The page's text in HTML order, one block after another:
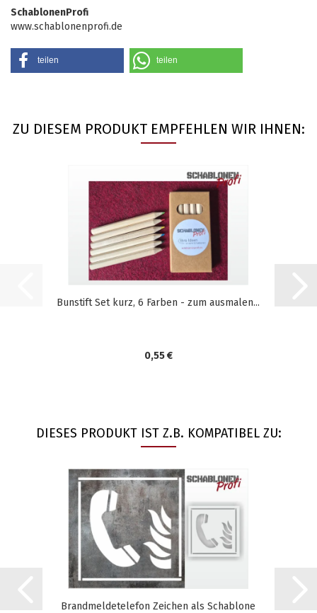
SchablonenProfi
www.schablonenprofi.de
teilen teilen
ZU DIESEM PRODUKT EMPFEHLEN WIR IHNEN:
Bunstift Set kurz, 6 Farben - zum ausmalen...
0,55 €
DIESES PRODUKT IST Z.B. KOMPATIBEL ZU:
Brandmeldetelefon Zeichen als Schablone